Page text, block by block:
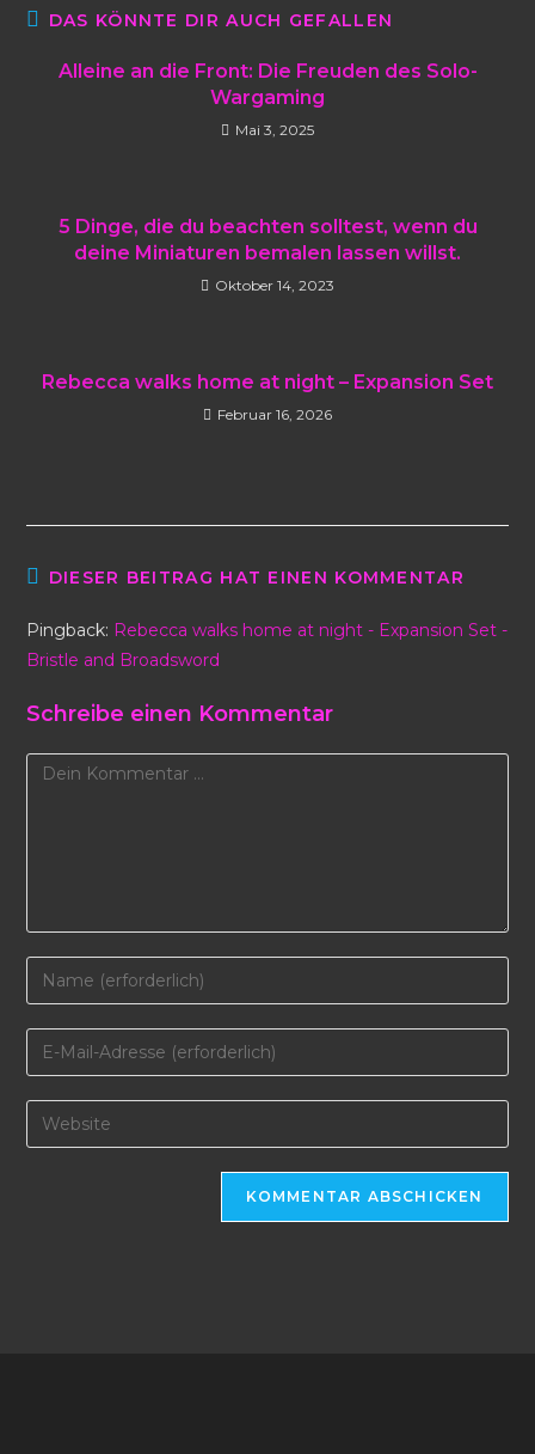
DAS KÖNNTE DIR AUCH GEFALLEN
Alleine an die Front: Die Freuden des Solo-
Wargaming
Mai 3, 2025
5 Dinge, die du beachten solltest, wenn du
deine Miniaturen bemalen lassen willst.
Oktober 14, 2023
Rebecca walks home at night – Expansion Set
Februar 16, 2026
DIESER BEITRAG HAT EINEN KOMMENTAR
Pingback: Rebecca walks home at night - Expansion Set -
Bristle and Broadsword
Schreibe einen Kommentar